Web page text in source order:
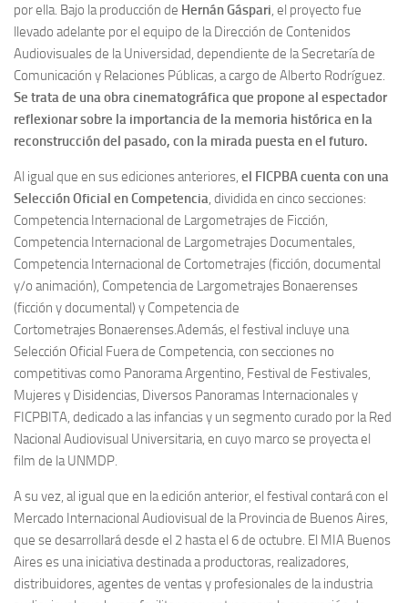
por ella. Bajo la producción de Hernán Gáspari, el proyecto fue
llevado adelante por el equipo de la Dirección de Contenidos
Audiovisuales de la Universidad, dependiente de la Secretaría de
Comunicación y Relaciones Públicas, a cargo de Alberto Rodríguez.
Se trata de una obra cinematográfica que propone al espectador
reflexionar sobre la importancia de la memoria histórica en la
reconstrucción del pasado, con la mirada puesta en el futuro.
Al igual que en sus ediciones anteriores, el FICPBA cuenta con una
Selección Oficial en Competencia, dividida en cinco secciones:
Competencia Internacional de Largometrajes de Ficción,
Competencia Internacional de Largometrajes Documentales,
Competencia Internacional de Cortometrajes (ficción, documental
y/o animación), Competencia de Largometrajes Bonaerenses
(ficción y documental) y Competencia de
Cortometrajes Bonaerenses.Además, el festival incluye una
Selección Oficial Fuera de Competencia, con secciones no
competitivas como Panorama Argentino, Festival de Festivales,
Mujeres y Disidencias, Diversos Panoramas Internacionales y
FICPBITA, dedicado a las infancias y un segmento curado por la Red
Nacional Audiovisual Universitaria, en cuyo marco se proyecta el
film de la UNMDP.
A su vez, al igual que en la edición anterior, el festival contará con el
Mercado Internacional Audiovisual de la Provincia de Buenos Aires,
que se desarrollará desde el 2 hasta el 6 de octubre. El MIA Buenos
Aires es una iniciativa destinada a productoras, realizadores,
distribuidores, agentes de ventas y profesionales de la industria